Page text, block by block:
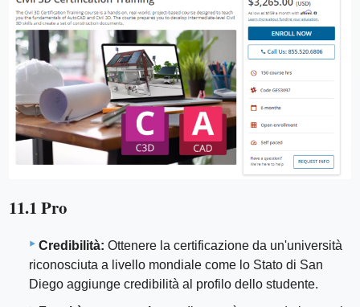
11.1 Pro
Credibilità: Ottenere la certificazione da un'università
riconosciuta a livello mondiale come lo Stato di San
Diego aggiunge credibilità al profilo dello studente.